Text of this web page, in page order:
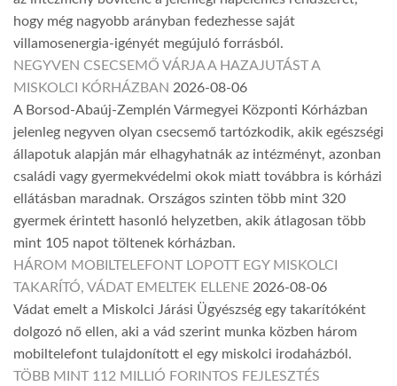
hogy még nagyobb arányban fedezhesse saját
villamosenergia-igényét megújuló forrásból.
NEGYVEN CSECSEMŐ VÁRJA A HAZAJUTÁST A
MISKOLCI KÓRHÁZBAN 2026-08-06
A Borsod-Abaúj-Zemplén Vármegyei Központi Kórházban
jelenleg negyven olyan csecsemő tartózkodik, akik egészségi
állapotuk alapján már elhagyhatnák az intézményt, azonban
családi vagy gyermekvédelmi okok miatt továbbra is kórházi
ellátásban maradnak. Országos szinten több mint 320
gyermek érintett hasonló helyzetben, akik átlagosan több
mint 105 napot töltenek kórházban.
HÁROM MOBILTELEFONT LOPOTT EGY MISKOLCI
TAKARÍTÓ, VÁDAT EMELTEK ELLENE 2026-08-06
Vádat emelt a Miskolci Járási Ügyészség egy takarítóként
dolgozó nő ellen, aki a vád szerint munka közben három
mobiltelefont tulajdonított el egy miskolci irodaházból.
TÖBB MINT 112 MILLIÓ FORINTOS FEJLESZTÉS